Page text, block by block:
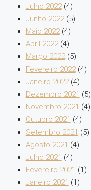
Julho 2022(4)
Junho 2022(5)
Maio 2022(4)
Abril 2022(4)
Março 2022(5)
Fevereiro 2022(4)
Janeiro 2022(4)
Dezembro 2021 (5)
Novembro 2021 (4)
Outubro 2021 (4)
Setembro 2021 (5)
Agosto 2021 (4)
Julho 2021 (4)
Fevereiro 2021 (1)
Janeiro 2021 (1)